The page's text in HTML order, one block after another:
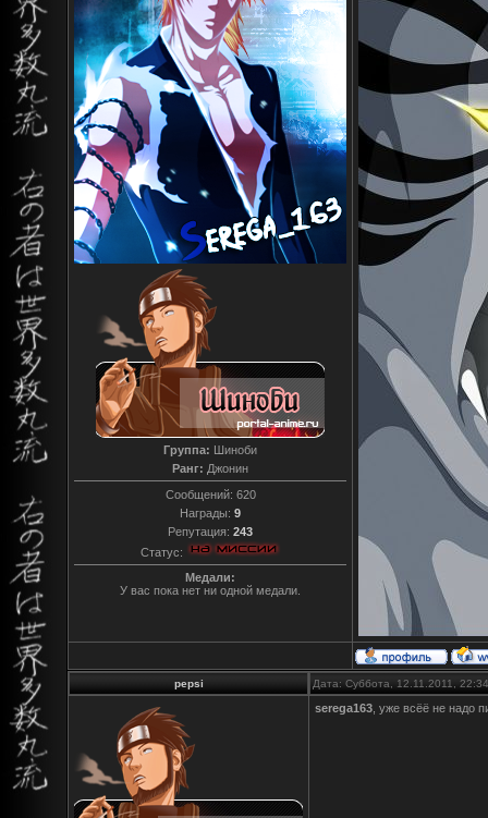
Группа: Шиноби
Ранг: Джонин
Сообщений: 620
Награды: 9
Репутация: 243
Статус:
Медали:
У вас пока нет ни одной медали.
pepsi Дата: Суббота, 12.11.2011,
serega163 , уже всёё не надо